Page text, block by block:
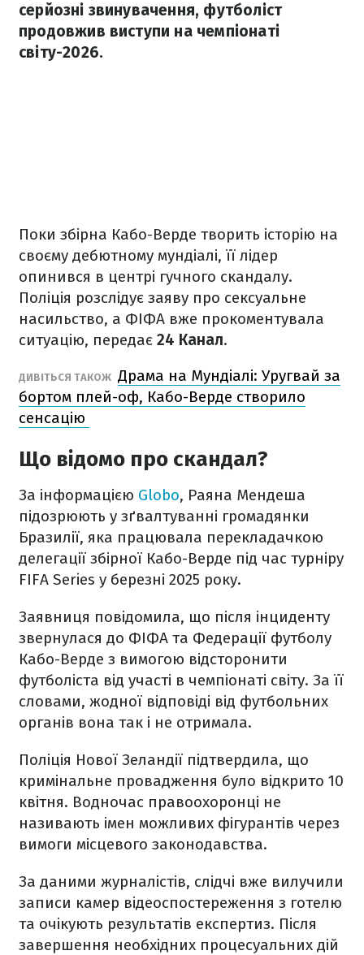
серйозні звинувачення, футболіст
продовжив виступи на чемпіонаті
світу-2026.
Поки збірна Кабо-Верде творить історію на
своєму дебютному мундіалі, її лідер
опинився в центрі гучного скандалу.
Поліція розслідує заяву про сексуальне
насильство, а ФІФА вже прокоментувала
ситуацію, передає 24 Канал.
ДИВІТЬСЯ ТАКОЖ Драма на Мундіалі: Уругвай за
бортом плей-оф, Кабо-Верде створило
сенсацію
Що відомо про скандал?
За інформацією Globo, Раяна Мендеша
підозрюють у зґвалтуванні громадянки
Бразилії, яка працювала перекладачкою
делегації збірної Кабо-Верде під час турніру
FIFA Series у березні 2025 року.
Заявниця повідомила, що після інциденту
звернулася до ФІФА та Федерації футболу
Кабо-Верде з вимогою відсторонити
футболіста від участі в чемпіонаті світу. За її
словами, жодної відповіді від футбольних
органів вона так і не отримала.
Поліція Нової Зеландії підтвердила, що
кримінальне провадження було відкрито 10
квітня. Водночас правоохоронці не
називають імен можливих фігурантів через
вимоги місцевого законодавства.
За даними журналістів, слідчі вже вилучили
записи камер відеоспостереження з готелю
та очікують результатів експертиз. Після
завершення необхідних процесуальних дій